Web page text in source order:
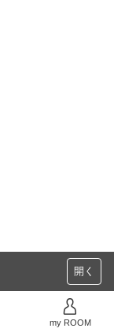
開く
my ROOM